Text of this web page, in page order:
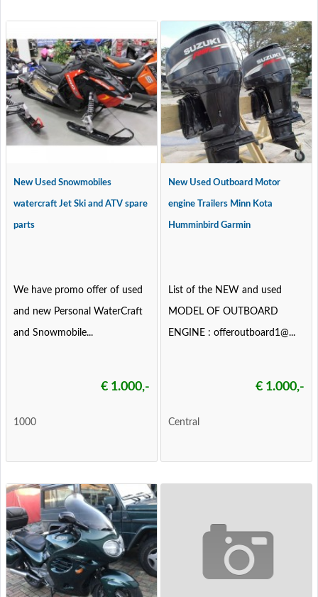
New Used Snowmobiles
watercraft Jet Ski and ATV spare
parts
We have promo offer of used
and new Personal WaterCraft
and Snowmobile...
€ 1.000,-
1000
New Used Outboard Motor
engine Trailers Minn Kota
Humminbird Garmin
List of the NEW and used
MODEL OF OUTBOARD
ENGINE : offeroutboard1@...
€ 1.000,-
Central